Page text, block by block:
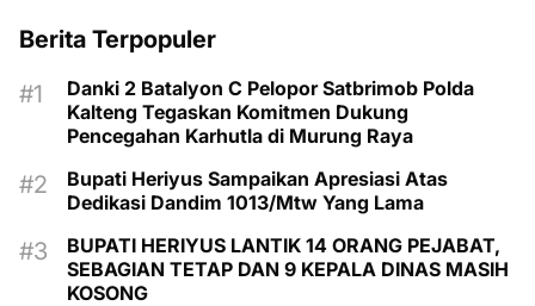
Berita Terpopuler
Danki 2 Batalyon C Pelopor Satbrimob Polda
Kalteng Tegaskan Komitmen Dukung
Pencegahan Karhutla di Murung Raya
Bupati Heriyus Sampaikan Apresiasi Atas
Dedikasi Dandim 1013/Mtw Yang Lama
BUPATI HERIYUS LANTIK 14 ORANG PEJABAT,
SEBAGIAN TETAP DAN 9 KEPALA DINAS MASIH
KOSONG